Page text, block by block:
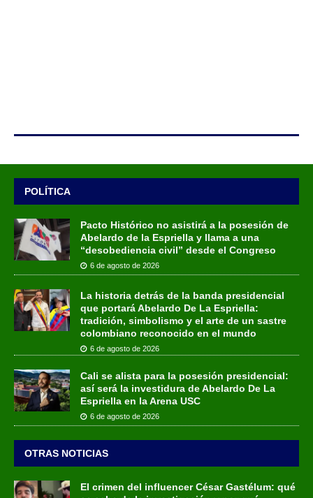
POLÍTICA
Pacto Histórico no asistirá a la posesión de
Abelardo de la Espriella y llama a una
“desobediencia civil” desde el Congreso
6 de agosto de 2026
La historia detrás de la banda presidencial
que portará Abelardo De La Espriella:
tradición, simbolismo y el arte de un sastre
colombiano reconocido en el mundo
6 de agosto de 2026
Cali se alista para la posesión presidencial:
así será la investidura de Abelardo De La
Espriella en la Arena USC
6 de agosto de 2026
OTRAS NOTICIAS
El crimen del influencer César Gastélum: qué